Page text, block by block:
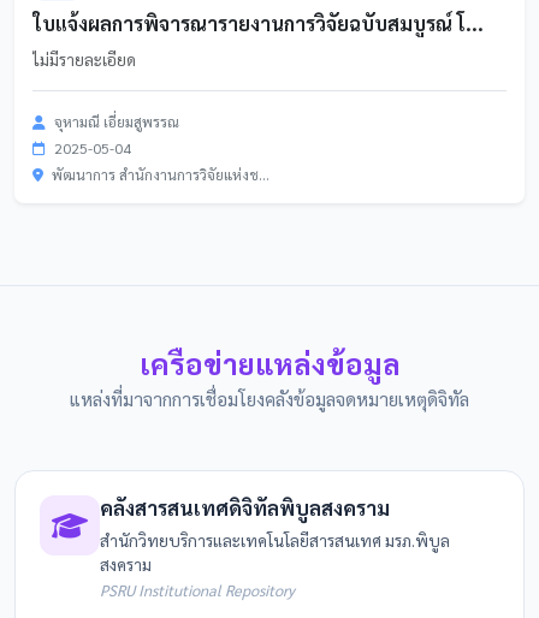
ใบแจ้งผลการพิจารณารายงานการวิจัยฉบับสมบูรณ์ โ...
ไม่มีรายละเอียด
จุหามณี เอี่ยมสูพรรณ
2025-05-04
พัฒนาการ สำนักงานการวิจัยแห่งช...
เครือข่ายแหล่งข้อมูล
แหล่งที่มาจากการเชื่อมโยงคลังข้อมูลจดหมายเหตุดิจิทัล
คลังสารสนเทศดิจิทัลพิบูลสงคราม
สำนักวิทยบริการและเทคโนโลยีสารสนเทศ มรภ.พิบูล
สงคราม
PSRU Institutional Repository